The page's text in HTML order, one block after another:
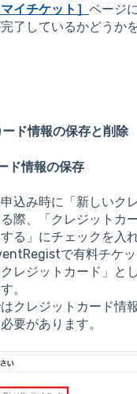
マイチケット］ ページ
了しているかどうか
ド情報の保存と削除
ド情報の保存
込み時に「新しいク
際、「クレジットカ
る」にチェックを入
で有料チケ
レジットカード」と
。
クレジットカード情
要があります。